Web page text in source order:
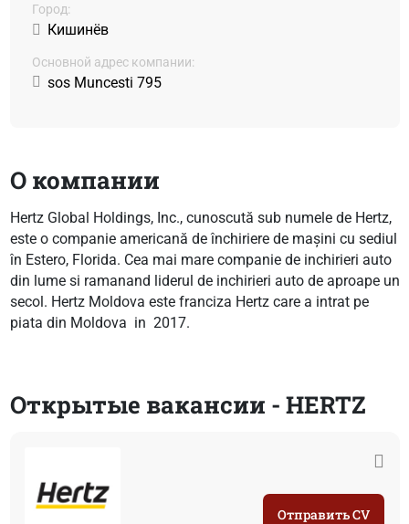
Город:
Кишинёв
Основной адрес компании:
sos Muncesti 795
О компании
Hertz Global Holdings, Inc., cunoscută sub numele de Hertz,
este o companie americană de închiriere de mașini cu sediul
în Estero, Florida. Cea mai mare companie de inchirieri auto
din lume si ramanand liderul de inchirieri auto de aproape un
secol. Hertz Moldova este franciza Hertz care a intrat pe
piata din Moldova in 2017.
Открытые вакансии - HERTZ
Отправить CV